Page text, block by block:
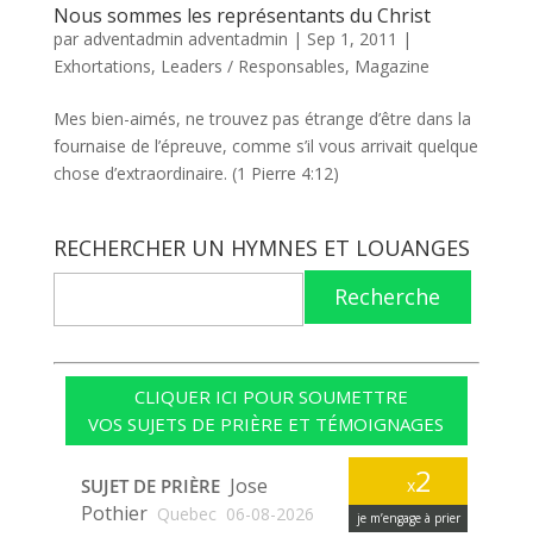
Nous sommes les représentants du Christ
par adventadmin adventadmin | Sep 1, 2011 |
Exhortations, Leaders / Responsables, Magazine
Mes bien-aimés, ne trouvez pas étrange d’être dans la
fournaise de l’épreuve, comme s’il vous arrivait quelque
chose d’extraordinaire. (1 Pierre 4:12)
RECHERCHER UN HYMNES ET LOUANGES
Recherche
CLIQUER ICI POUR SOUMETTRE
VOS SUJETS DE PRIÈRE ET TÉMOIGNAGES
x2
je m’engage à prier
SUJET DE PRIÈRE Jose
Pothier Quebec 06-08-2026